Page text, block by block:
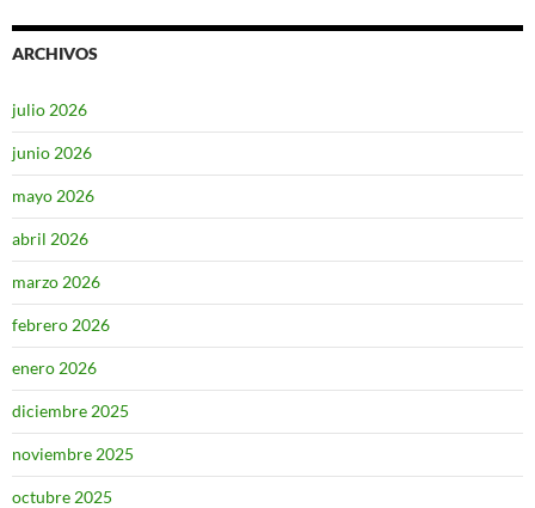
ARCHIVOS
julio 2026
junio 2026
mayo 2026
abril 2026
marzo 2026
febrero 2026
enero 2026
diciembre 2025
noviembre 2025
octubre 2025